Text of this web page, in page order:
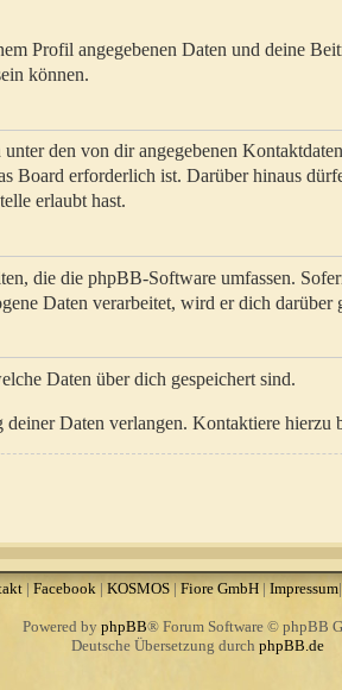
Profil angegebenen Daten und deine
können.
den von dir angegebenen
Board erforderlich ist. Darüber hinaus
erlaubt hast.
die die phpBB-Software umfassen.
Daten verarbeitet, wird er dich darüber
Daten über dich gespeichert sind.
Daten verlangen. Kontaktiere hierzu
| Facebook|KOSMOS| Fiore GmbH| Impressum|
Powered by phpBB® Forum Software © phpBB
Deutsche Übersetzung durch phpBB.de